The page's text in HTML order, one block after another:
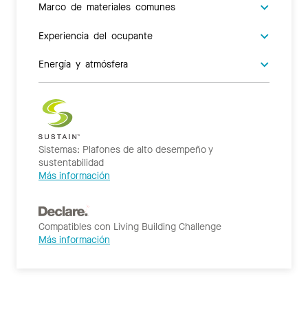
Marco de materiales comunes
Experiencia del ocupante
Energía y atmósfera
Sistemas: Plafones de alto desempeño y
sustentabilidad
Más información
Compatibles con Living Building Challenge
Más información